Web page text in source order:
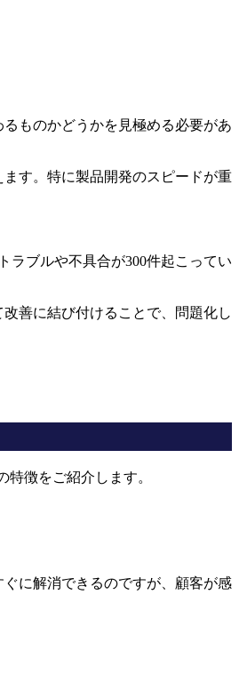
ものかどうかを見極める必要があ
す。特に製品開発のスピードが重
ラブルや不具合が300件起こってい
善に結び付けることで、問題化し
徴をご紹介します。
に解消できるのですが、顧客が感